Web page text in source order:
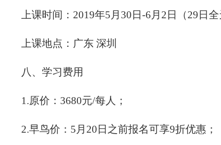
上课时间： 2019年5月 30 日 -6月 2 日（29 日
上课地点：广东 深圳
八、 学习费用
1.原价： 3680元/每人；
2.早鸟价： 5月 20 日之前报名可享9折优惠；